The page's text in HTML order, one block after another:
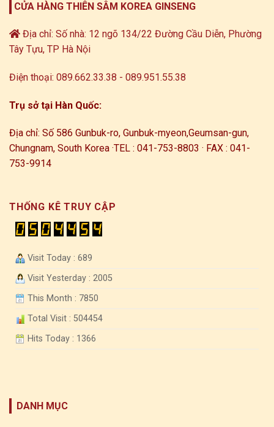
CỬA HÀNG THIÊN SÂM KOREA GINSENG
Địa chỉ: Số nhà: 12 ngõ 134/22 Đường Cầu Diễn, Phường
Tây Tựu, TP Hà Nội
Điện thoại: 089.662.33.38 - 089.951.55.38
Trụ sở tại Hàn Quốc:
Địa chỉ: Số 586 Gunbuk-ro, Gunbuk-myeon,Geumsan-gun,
Chungnam, South Korea ·TEL : 041-753-8803 · FAX : 041-
753-9914
THỐNG KÊ TRUY CẬP
Visit Today : 689
Visit Yesterday : 2005
This Month : 7850
Total Visit : 504454
Hits Today : 1366
DANH MỤC